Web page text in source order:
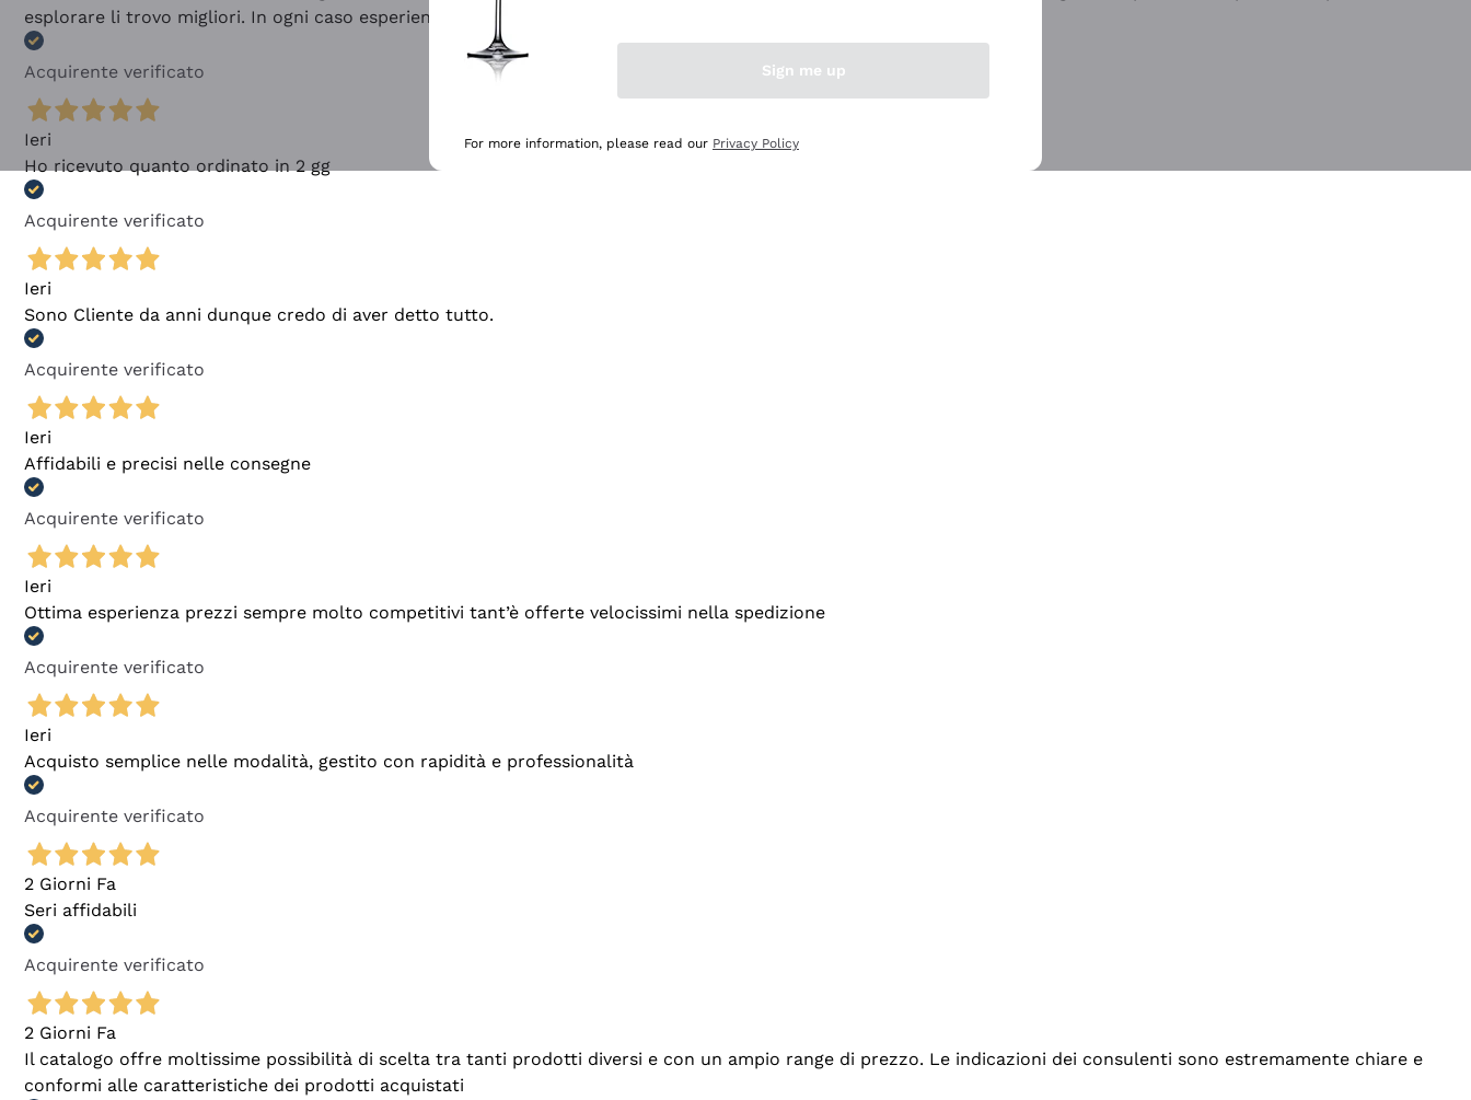
esplorare li trovo migliori. In ogni caso esperienza buona e lo consiglio! 👍
Acquirente verificato
Ieri
Ho ricevuto quanto ordinato in 2 gg
Acquirente verificato
Ieri
Sono Cliente da anni dunque credo di aver detto tutto.
Acquirente verificato
Ieri
Affidabili e precisi nelle consegne
Acquirente verificato
Ieri
Ottima esperienza prezzi sempre molto competitivi tant’è offerte velocissimi nella spedizione
Acquirente verificato
Ieri
Acquisto semplice nelle modalità, gestito con rapidità e professionalità
Acquirente verificato
2 Giorni Fa
Seri affidabili
Acquirente verificato
2 Giorni Fa
Il catalogo offre moltissime possibilità di scelta tra tanti prodotti diversi e con un ampio range di prezzo. Le indicazioni dei consulenti sono estremamente chiare e
conformi alle caratteristiche dei prodotti acquistati
Sign me up
For more information, please read our Privacy Policy